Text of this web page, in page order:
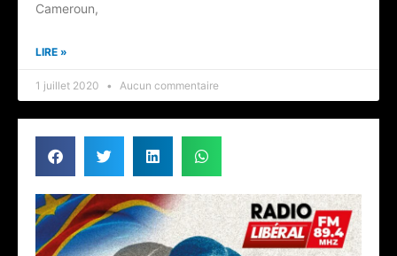
Cameroun,
LIRE »
1 juillet 2020 Aucun commentaire